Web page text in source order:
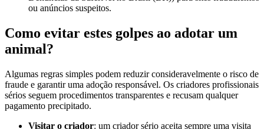
ou anúncios suspeitos.
Como evitar estes golpes ao adotar um
animal?
Algumas regras simples podem reduzir consideravelmente o risco de
fraude e garantir uma adoção responsável. Os criadores profissionais
sérios seguem procedimentos transparentes e recusam qualquer
pagamento precipitado.
Visitar o criador: um criador sério aceita sempre uma visita